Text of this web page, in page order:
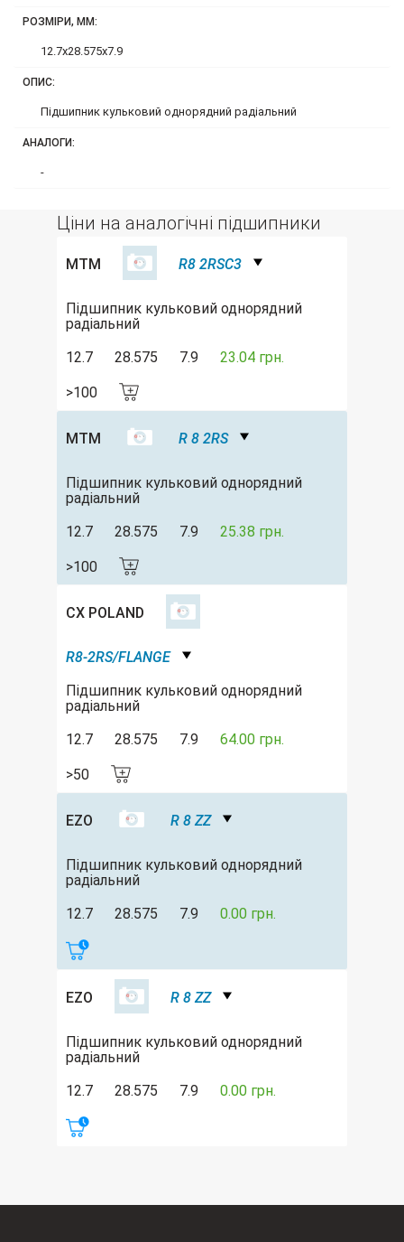
РОЗМІРИ, ММ:
12.7x28.575x7.9
ОПИС:
Підшипник кульковий однорядний радіальний
АНАЛОГИ:
-
Ціни на аналогічні підшипники
MTM R8 2RSC3
Підшипник кульковий однорядний
радіальний
12.7
28.575 7.9 23.04 грн.
>100
MTM R 8 2RS
Підшипник кульковий однорядний
радіальний
12.7
28.575 7.9 25.38 грн.
>100
CX POLAND
R8-2RS/FLANGE
Підшипник кульковий однорядний
радіальний
12.7
28.575 7.9 64.00 грн.
>50
EZO R 8 ZZ
Підшипник кульковий однорядний
радіальний
12.7
28.575 7.9 0.00 грн.
EZO R 8 ZZ
Підшипник кульковий однорядний
радіальний
12.7
28.575 7.9 0.00 грн.